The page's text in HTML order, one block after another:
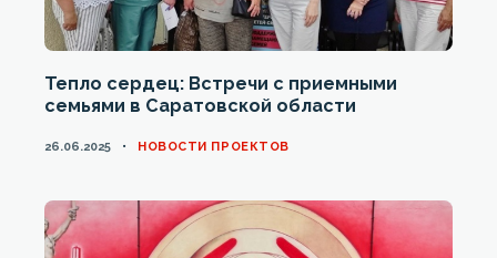
Тепло сердец: Встречи с приемными
семьями в Саратовской области
26.06.2025 CATEGORIES
НОВОСТИ ПРОЕКТОВ